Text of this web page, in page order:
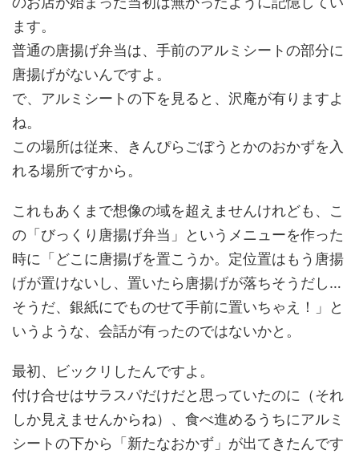
ます。
普通の唐揚げ弁当は、手前のアルミシートの部分に
唐揚げがないんですよ。
で、アルミシートの下を見ると、沢庵が有りますよ
ね。
この場所は従来、きんぴらごぼうとかのおかずを入
れる場所ですから。
これもあくまで想像の域を超えませんけれども、こ
の「びっくり唐揚げ弁当」というメニューを作った
時に「どこに唐揚げを置こうか。定位置はもう唐揚
げが置けないし、置いたら唐揚げが落ちそうだし…
そうだ、銀紙にでものせて手前に置いちゃえ！」と
いうような、会話が有ったのではないかと。
最初、ビックリしたんですよ。
付け合せはサラスパだけだと思っていたのに（それ
しか見えませんからね）、食べ進めるうちにアルミ
シートの下から「新たなおかず」が出てきたんです